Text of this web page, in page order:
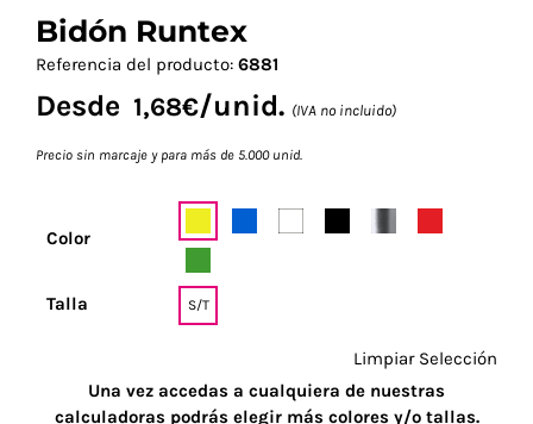
Bidón Runtex
Referencia del producto: 6881
Desde 1,68€/unid. (IVA no incluido)
Precio sin marcaje y para más de 5.000 unid.
Color
Talla S/T
Limpiar Selección
Una vez accedas a cualquiera de nuestras
calculadoras podrás elegir más colores y/o tallas.